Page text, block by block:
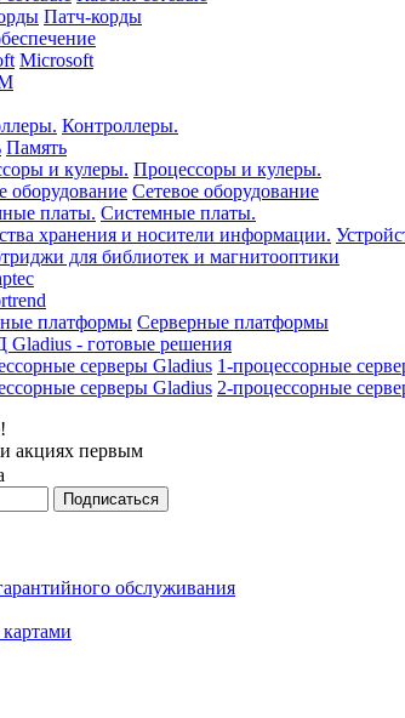
Патч-корды
Microsoft
Контроллеры.
Память
Процессоры и кулеры.
Сетевое оборудование
Системные платы.
для библиотек и магнитооптики
Серверные платформы
- готовые решения
1-процессорные
2-процессорные
акциях первым
обслуживания